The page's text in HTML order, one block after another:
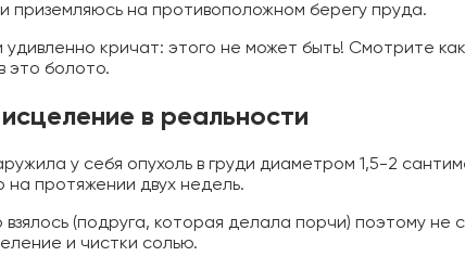
приземляюсь на противоположном берегу пруда.
кричат: этого не может быть! Смотрите
это болото.
в реальности
у себя опухоль в груди диаметром 1,5-2
протяжении двух недель.
(подруга, которая делала порчи) поэтому не
и чистки солью.